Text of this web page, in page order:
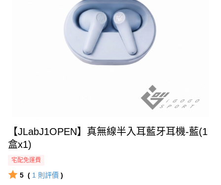
【JLabJ1OPEN】真無線半入耳藍牙耳機-藍(1
盒x1)
宅配免運費
5 ( 1 則評價 )